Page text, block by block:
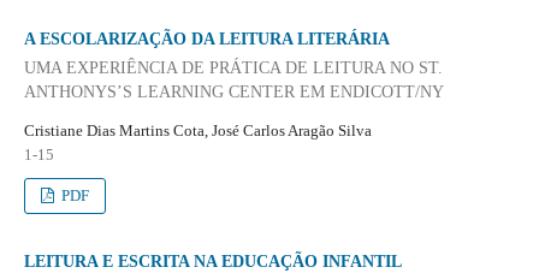
A ESCOLARIZAÇÃO DA LEITURA LITERÁRIA
UMA EXPERIÊNCIA DE PRÁTICA DE LEITURA NO ST.
ANTHONYS’S LEARNING CENTER EM ENDICOTT/NY
Cristiane Dias Martins Cota, José Carlos Aragão Silva
1-15
PDF
LEITURA E ESCRITA NA EDUCAÇÃO INFANTIL